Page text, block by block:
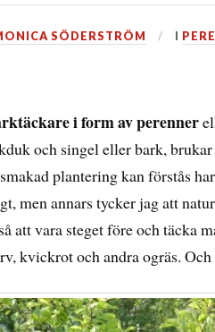
SÖDERSTRÖM I
i form av perenner
och singel eller bark,
plantering kan förstås
men annars tycker jag att
att vara steget före och täcka
kvickrot och andra ogräs.